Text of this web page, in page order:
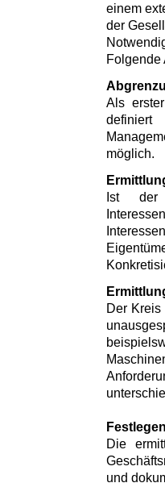
einem
der
Folgende
Als
möglich.
Ist der
Der Kreis
Die
und